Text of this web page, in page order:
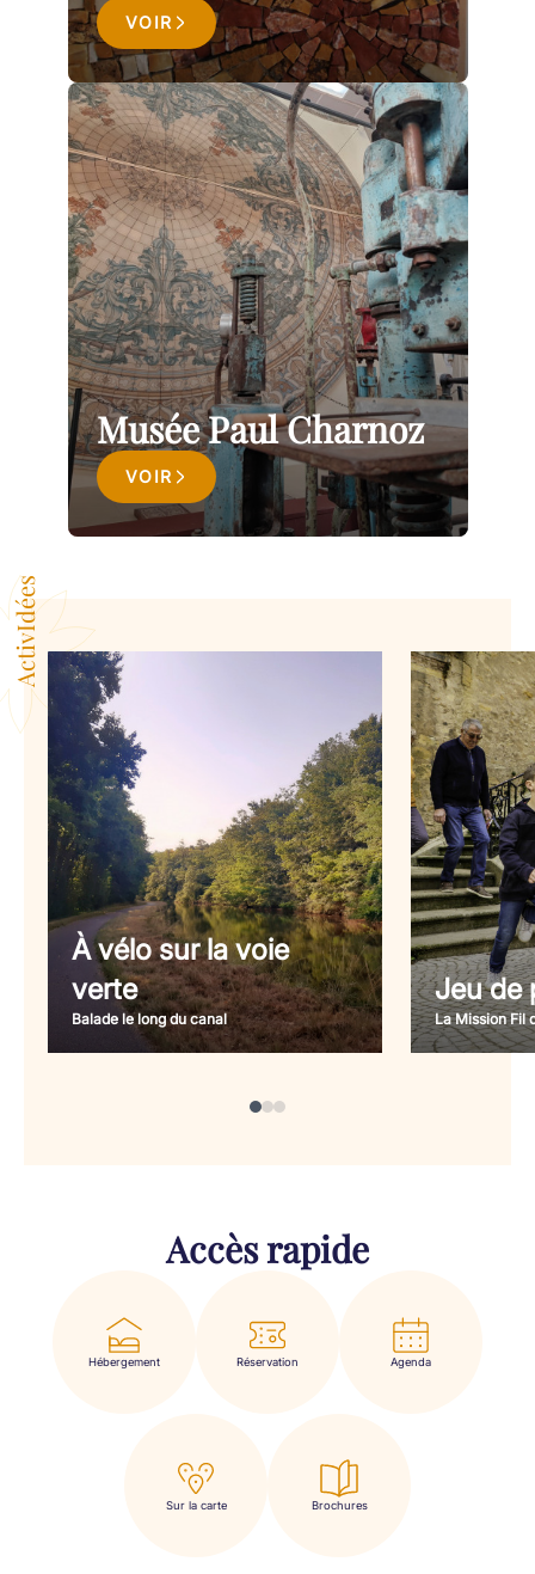
VOIR
Musée Paul Charnoz
VOIR
ActivIdées
À vélo sur la voie
verte
Balade le long du canal
Jeu de
La Mission Fil
Accès rapide
Hébergement Réservation Agenda
Sur la carte Brochures